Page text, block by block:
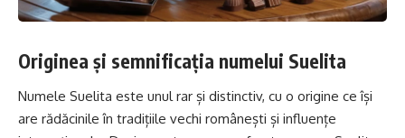
Originea și semnificația numelui Suelita
Numele Suelita este unul rar și distinctiv, cu o origine ce își
are rădăcinile în tradițiile vechi românești și influențe